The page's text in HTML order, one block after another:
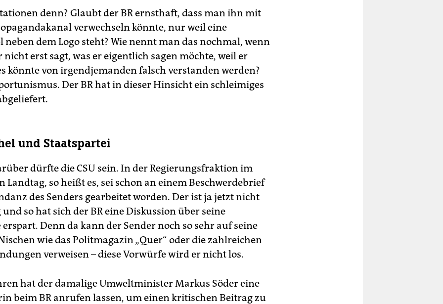
denn? Glaubt der BR ernsthaft, dass man ihn mit
verwechseln könnte, nur weil eine
neben dem Logo steht? Wie nennt man das nochmal, wenn
nicht erst sagt, was er eigentlich sagen möchte, weil er
könnte von irgendjemanden falsch verstanden werden?
Der BR hat in dieser Hinsicht ein schleimiges
und Staatspartei
dürfte die CSU sein. In der Regierungsfraktion im
Landtag, so heißt es, sei schon an einem Beschwerdebrief
des Senders gearbeitet worden. Der ist ja jetzt nicht
so hat sich der BR eine Diskussion über seine
erspart. Denn da kann der Sender noch so sehr auf seine
wie das Politmagazin „Quer“ oder die zahlreichen
verweisen – diese Vorwürfe wird er nicht los.
hat der damalige Umweltminister Markus Söder eine
beim BR anrufen lassen, um einen kritischen Beitrag zu